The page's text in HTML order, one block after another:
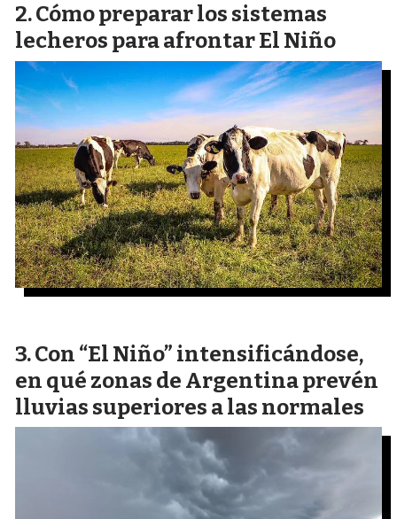
Cómo preparar los sistemas
lecheros para afrontar El Niño
Con “El Niño” intensificándose,
en qué zonas de Argentina prevén
lluvias superiores a las normales